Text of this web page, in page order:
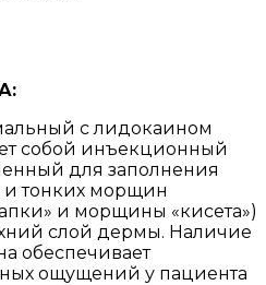
с лидокаином
собой инъекционный
для заполнения
и тонких морщин
и морщины «кисета»)
слой дермы. Наличие
обеспечивает
ощущений у пациента